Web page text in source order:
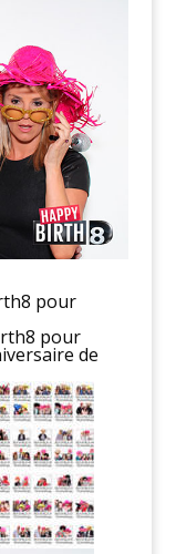
pour
pour
de